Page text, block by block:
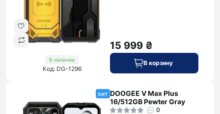
В наличии
Код: DG-1296
15 999 ₴
В корзину
хит DOOGEE V Max Plus
16/512GB Pewter Gray
0